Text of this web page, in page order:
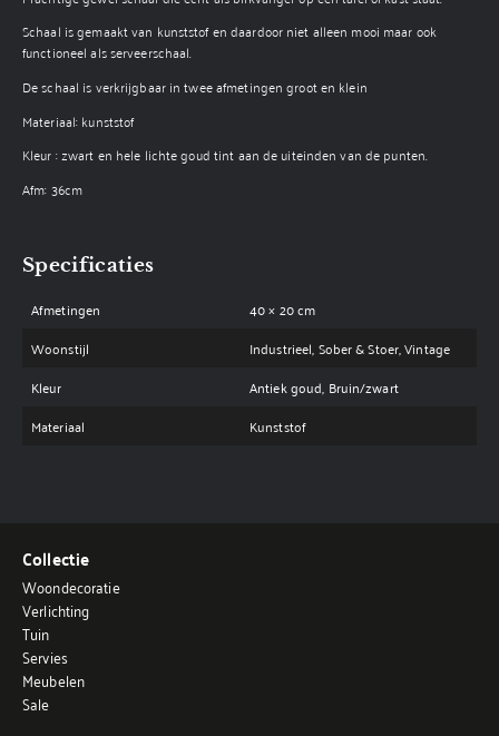
Schaal is gemaakt van kunststof en daardoor niet alleen mooi maar ook
functioneel als serveerschaal.
De schaal is verkrijgbaar in twee afmetingen groot en klein
Materiaal: kunststof
Kleur : zwart en hele lichte goud tint aan de uiteinden van de punten.
Afm: 36cm
Specificaties
Afmetingen
40 × 20 cm
Woonstijl
Industrieel, Sober & Stoer, Vintage
Kleur
Antiek goud, Bruin/zwart
Materiaal
Kunststof
Collectie
Woondecoratie
Verlichting
Tuin
Servies
Meubelen
Sale